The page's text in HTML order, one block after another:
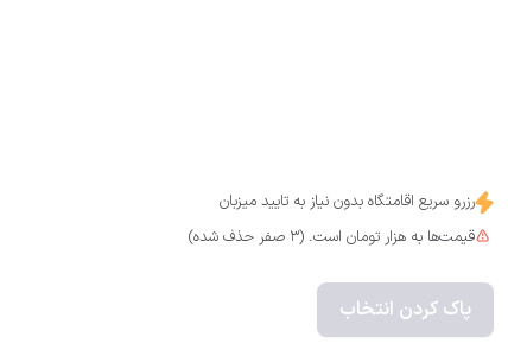
رزرو سریع اقامتگاه بدون نیاز به تایید میزبان
قیمت‌ها به هزار تومان است. (3 صفر حذف شده)
پاک کردن انتخاب